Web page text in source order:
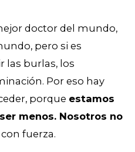
doctor del mundo,
pero si es
las burlas, los
Por eso hay
porque estamos
menos. Nosotros no
fuerza.